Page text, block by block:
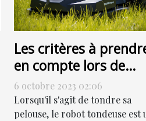
Les critères à
en compte lors de
l'achat d'un robot
tondeuse
6 octobre 2023 02:06
Lorsqu'il s'agit de tondre sa
pelouse, le robot tondeuse est